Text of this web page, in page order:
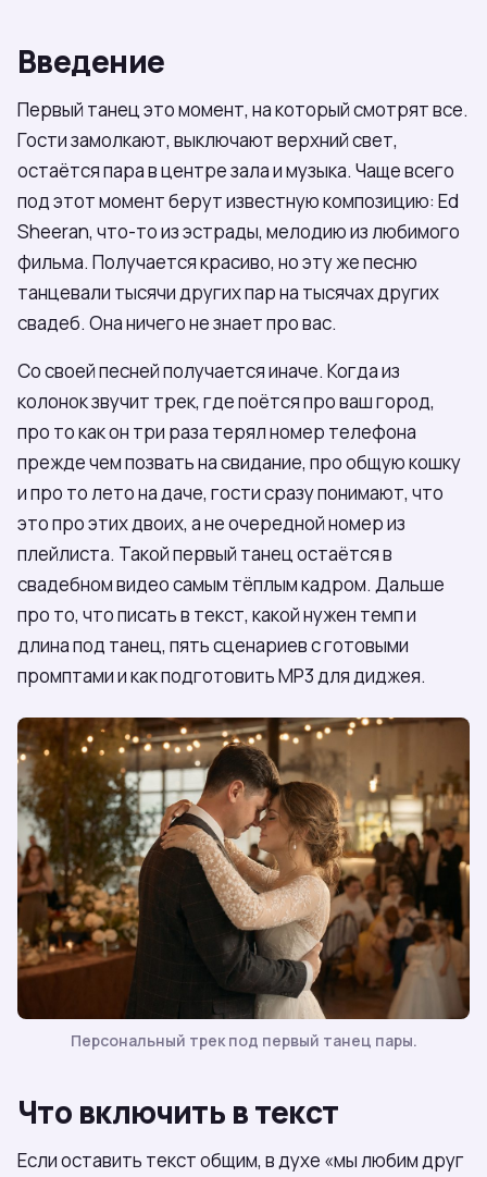
Введение
Первый танец это момент, на который смотрят все.
Гости замолкают, выключают верхний свет,
остаётся пара в центре зала и музыка. Чаще всего
под этот момент берут известную композицию: Ed
Sheeran, что-то из эстрады, мелодию из любимого
фильма. Получается красиво, но эту же песню
танцевали тысячи других пар на тысячах других
свадеб. Она ничего не знает про вас.
Со своей песней получается иначе. Когда из
колонок звучит трек, где поётся про ваш город,
про то как он три раза терял номер телефона
прежде чем позвать на свидание, про общую кошку
и про то лето на даче, гости сразу понимают, что
это про этих двоих, а не очередной номер из
плейлиста. Такой первый танец остаётся в
свадебном видео самым тёплым кадром. Дальше
про то, что писать в текст, какой нужен темп и
длина под танец, пять сценариев с готовыми
промптами и как подготовить MP3 для диджея.
Персональный трек под первый танец пары.
Что включить в текст
Если оставить текст общим, в духе «мы любим друг